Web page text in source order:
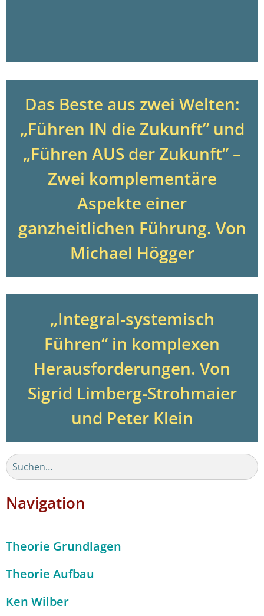
Das Beste aus zwei Welten:
„Führen IN die Zukunft” und
„Führen AUS der Zukunft” –
Zwei komplementäre
Aspekte einer
ganzheitlichen Führung. Von
Michael Högger
„Integral-systemisch
Führen“ in komplexen
Herausforderungen. Von
Sigrid Limberg-Strohmaier
und Peter Klein
Navigation
Theorie Grundlagen
Theorie Aufbau
Ken Wilber